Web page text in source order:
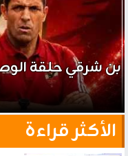
بن شرقي حلقة
الأكثر قراءة